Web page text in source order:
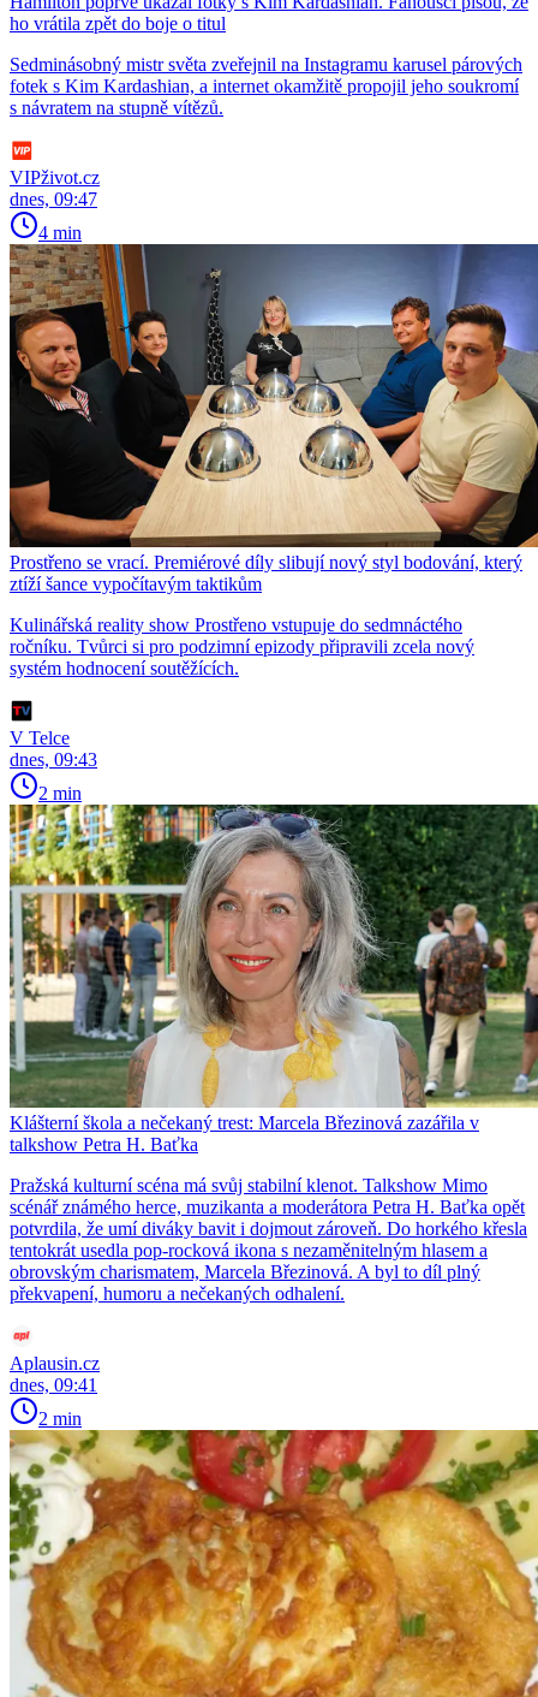
ho vrátila zpět do boje o titul
Sedminásobný mistr světa zveřejnil na Instagramu karusel párových
fotek s Kim Kardashian, a internet okamžitě propojil jeho soukromí
s návratem na stupně vítězů.
VIPživot.cz
dnes, 09:47
4 min
Prostřeno se vrací. Premiérové díly slibují nový styl bodování, který
ztíží šance vypočítavým taktikům
Kulinářská reality show Prostřeno vstupuje do sedmnáctého
ročníku. Tvůrci si pro podzimní epizody připravili zcela nový
systém hodnocení soutěžících.
V Telce
dnes, 09:43
2 min
Klášterní škola a nečekaný trest: Marcela Březinová zazářila v
talkshow Petra H. Baťka
Pražská kulturní scéna má svůj stabilní klenot. Talkshow Mimo
scénář známého herce, muzikanta a moderátora Petra H. Baťka opět
potvrdila, že umí diváky bavit i dojmout zároveň. Do horkého křesla
tentokrát usedla pop-rocková ikona s nezaměnitelným hlasem a
obrovským charismatem, Marcela Březinová. A byl to díl plný
překvapení, humoru a nečekaných odhalení.
Aplausin.cz
dnes, 09:41
2 min